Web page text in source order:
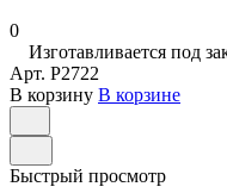
0
Изготавливается под
Арт. P2722
В корзину В корзине
Быстрый просмотр